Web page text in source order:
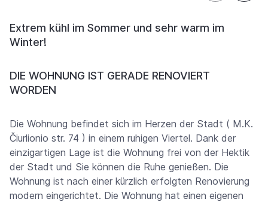
Extrem kühl im Sommer und sehr warm im
Winter!
DIE WOHNUNG IST GERADE RENOVIERT
WORDEN
Die Wohnung befindet sich im Herzen der Stadt ( M.K.
Čiurlionio str. 74 ) in einem ruhigen Viertel. Dank der
einzigartigen Lage ist die Wohnung frei von der Hektik
der Stadt und Sie können die Ruhe genießen. Die
Wohnung ist nach einer kürzlich erfolgten Renovierung
modern eingerichtet. Die Wohnung hat einen eigenen